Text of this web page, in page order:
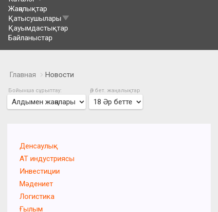
Жаңалықтар
Қатысушылары
Қауымдастықтар
Байланыстар
Главная Новости
Бойынша сұрыптау: Әр бет. жаңалықтар
Денсаулық
АТ индустриясы
Инвестиции
Мәдениет
Логистика
Ғылым